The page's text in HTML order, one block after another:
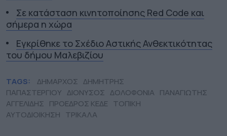
Σε κατάσταση κινητοποίησης Red Code και
σήμερα η χώρα
Εγκρίθηκε το Σχέδιο Αστικής Ανθεκτικότητας
του δήμου Μαλεβιζίου
TAGS: ΔΗΜΑΡΧΟΣ ΔΗΜΗΤΡΗΣ
ΠΑΠΑΣΤΕΡΓΙΟΥ ΔΙΟΝΥΣΟΣ ΔΟΛΟΦΟΝΙΑ ΠΑΝΑΓΙΩΤΗΣ
ΑΓΓΕΛΙΔΗΣ ΠΡΟΕΔΡΟΣ ΚΕΔΕ ΤΟΠΙΚΗ
ΑΥΤΟΔΙΟΙΚΗΣΗ ΤΡΙΚΑΛΑ